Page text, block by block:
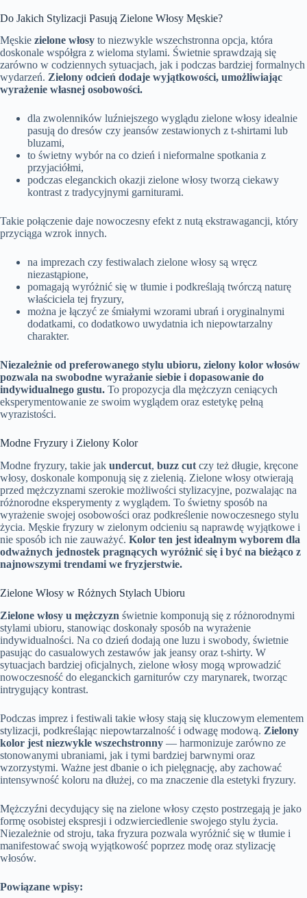
Do Jakich Stylizacji Pasują Zielone Włosy Męskie?
Męskie zielone włosy to niezwykle wszechstronna opcja, która
doskonale współgra z wieloma stylami. Świetnie sprawdzają się
zarówno w codziennych sytuacjach, jak i podczas bardziej formalnych
wydarzeń. Zielony odcień dodaje wyjątkowości, umożliwiając
wyrażenie własnej osobowości.
dla zwolenników luźniejszego wyglądu zielone włosy idealnie
pasują do dresów czy jeansów zestawionych z t-shirtami lub
bluzami,
to świetny wybór na co dzień i nieformalne spotkania z
przyjaciółmi,
podczas eleganckich okazji zielone włosy tworzą ciekawy
kontrast z tradycyjnymi garniturami.
Takie połączenie daje nowoczesny efekt z nutą ekstrawagancji, który
przyciąga wzrok innych.
na imprezach czy festiwalach zielone włosy są wręcz
niezastąpione,
pomagają wyróżnić się w tłumie i podkreślają twórczą naturę
właściciela tej fryzury,
można je łączyć ze śmiałymi wzorami ubrań i oryginalnymi
dodatkami, co dodatkowo uwydatnia ich niepowtarzalny
charakter.
Niezależnie od preferowanego stylu ubioru, zielony kolor włosów
pozwala na swobodne wyrażanie siebie i dopasowanie do
indywidualnego gustu. To propozycja dla mężczyzn ceniących
eksperymentowanie ze swoim wyglądem oraz estetykę pełną
wyrazistości.
Modne Fryzury i Zielony Kolor
Modne fryzury, takie jak undercut, buzz cut czy też długie, kręcone
włosy, doskonale komponują się z zielenią. Zielone włosy otwierają
przed mężczyznami szerokie możliwości stylizacyjne, pozwalając na
różnorodne eksperymenty z wyglądem. To świetny sposób na
wyrażenie swojej osobowości oraz podkreślenie nowoczesnego stylu
życia. Męskie fryzury w zielonym odcieniu są naprawdę wyjątkowe i
nie sposób ich nie zauważyć. Kolor ten jest idealnym wyborem dla
odważnych jednostek pragnących wyróżnić się i być na bieżąco z
najnowszymi trendami we fryzjerstwie.
Zielone Włosy w Różnych Stylach Ubioru
Zielone włosy u mężczyzn świetnie komponują się z różnorodnymi
stylami ubioru, stanowiąc doskonały sposób na wyrażenie
indywidualności. Na co dzień dodają one luzu i swobody, świetnie
pasując do casualowych zestawów jak jeansy oraz t-shirty. W
sytuacjach bardziej oficjalnych, zielone włosy mogą wprowadzić
nowoczesność do eleganckich garniturów czy marynarek, tworząc
intrygujący kontrast.
Podczas imprez i festiwali takie włosy stają się kluczowym elementem
stylizacji, podkreślając niepowtarzalność i odwagę modową. Zielony
kolor jest niezwykle wszechstronny — harmonizuje zarówno ze
stonowanymi ubraniami, jak i tymi bardziej barwnymi oraz
wzorzystymi. Ważne jest dbanie o ich pielęgnację, aby zachować
intensywność koloru na dłużej, co ma znaczenie dla estetyki fryzury.
Mężczyźni decydujący się na zielone włosy często postrzegają je jako
formę osobistej ekspresji i odzwierciedlenie swojego stylu życia.
Niezależnie od stroju, taka fryzura pozwala wyróżnić się w tłumie i
manifestować swoją wyjątkowość poprzez modę oraz stylizację
włosów.
Powiązane wpisy: